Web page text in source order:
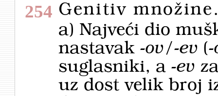
254 Genitiv množine.
a) Najveći dio
nastavak -ov/-ev (-
suglasniki, a -ev
uz dost velik broj